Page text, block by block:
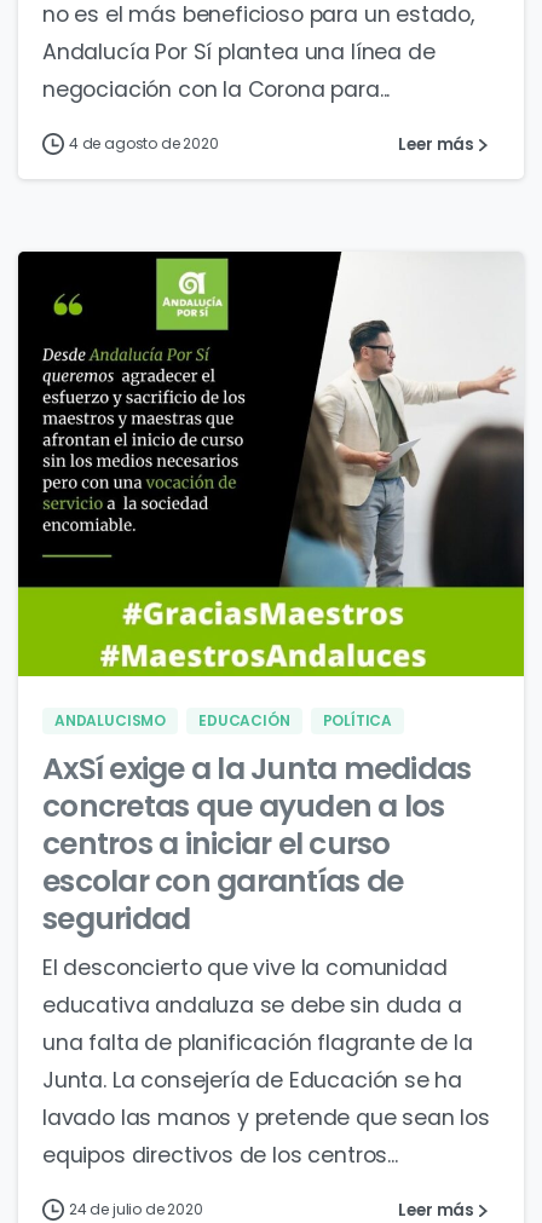
no es el más beneficioso para un estado,
Andalucía Por Sí plantea una línea de
negociación con la Corona para...
4 de agosto de 2020 Leer más
0
ANDALUCISMO EDUCACIÓN POLÍTICA
AxSí exige a la Junta medidas
concretas que ayuden a los
centros a iniciar el curso
escolar con garantías de
seguridad
El desconcierto que vive la comunidad
educativa andaluza se debe sin duda a
una falta de planificación flagrante de la
Junta. La consejería de Educación se ha
lavado las manos y pretende que sean los
equipos directivos de los centros...
24 de julio de 2020 Leer más